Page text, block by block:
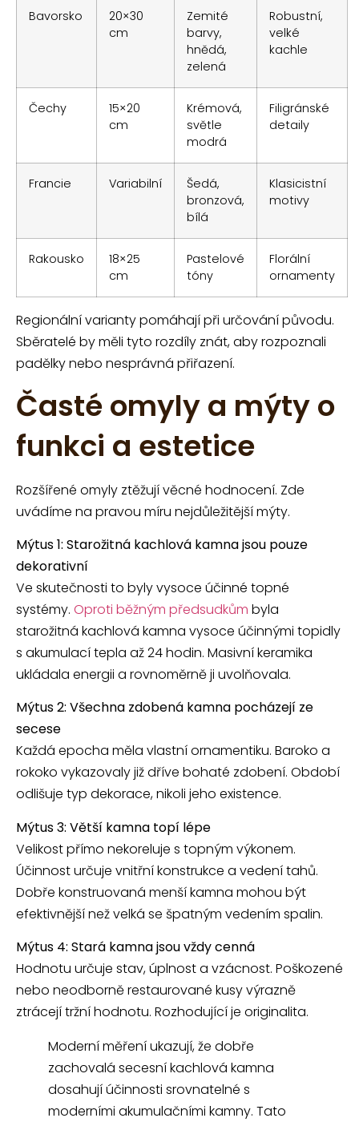
Bavorsko
20×30
cm
Zemité
barvy,
hnědá,
zelená
Robustní,
velké
kachle
Čechy
15×20
cm
Krémová,
světle
modrá
Filigránské
detaily
Francie Variabilní
Šedá,
bronzová,
bílá
Klasicistní
motivy
Rakousko
18×25
cm
Pastelové
tóny
Florální
ornamenty
Regionální varianty pomáhají při určování původu.
Sběratelé by měli tyto rozdíly znát, aby rozpoznali
padělky nebo nesprávná přiřazení.
Časté omyly a mýty o
funkci a estetice
Rozšířené omyly ztěžují věcné hodnocení. Zde
uvádíme na pravou míru nejdůležitější mýty.
Mýtus 1: Starožitná kachlová kamna jsou pouze
dekorativní
Ve skutečnosti to byly vysoce účinné topné
systémy. Oproti běžným předsudkům byla
starožitná kachlová kamna vysoce účinnými topidly
s akumulací tepla až 24 hodin. Masivní keramika
ukládala energii a rovnoměrně ji uvolňovala.
Mýtus 2: Všechna zdobená kamna pocházejí ze
secese
Každá epocha měla vlastní ornamentiku. Baroko a
rokoko vykazovaly již dříve bohaté zdobení. Období
odlišuje typ dekorace, nikoli jeho existence.
Mýtus 3: Větší kamna topí lépe
Velikost přímo nekoreluje s topným výkonem.
Účinnost určuje vnitřní konstrukce a vedení tahů.
Dobře konstruovaná menší kamna mohou být
efektivnější než velká se špatným vedením spalin.
Mýtus 4: Stará kamna jsou vždy cenná
Hodnotu určuje stav, úplnost a vzácnost. Poškozené
nebo neodborně restaurované kusy výrazně
ztrácejí tržní hodnotu. Rozhodující je originalita.
Moderní měření ukazují, že dobře
zachovalá secesní kachlová kamna
dosahují účinnosti srovnatelné s
moderními akumulačními kamny. Tato